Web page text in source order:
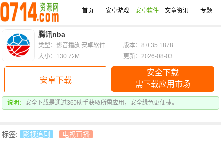
首页 安卓游戏 安卓软件 文章资讯 专题
腾讯nba
安卓下载
安全下载
需下载应用市场
说明： 安全下载是通过360助手获取所需应用，安全绿色更便捷。
类型：影音播放 安卓软件
版本：8.0.35.1878
大小：130.72M
更新：2026-08-03
标签: 影视追剧 电视直播